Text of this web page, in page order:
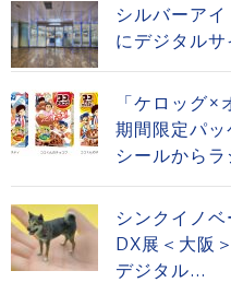
シルバーア
にデジタル
「ケロッグ
期間限定パ
シールからラ
シンクイノ
DX展＜大阪
デジタル...